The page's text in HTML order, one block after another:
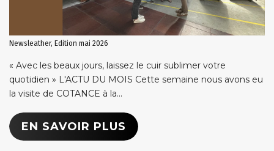
Newsleather, Edition mai 2026
« Avec les beaux jours, laissez le cuir sublimer votre
quotidien » L'ACTU DU MOIS Cette semaine nous avons eu
la visite de COTANCE à la...
EN SAVOIR PLUS